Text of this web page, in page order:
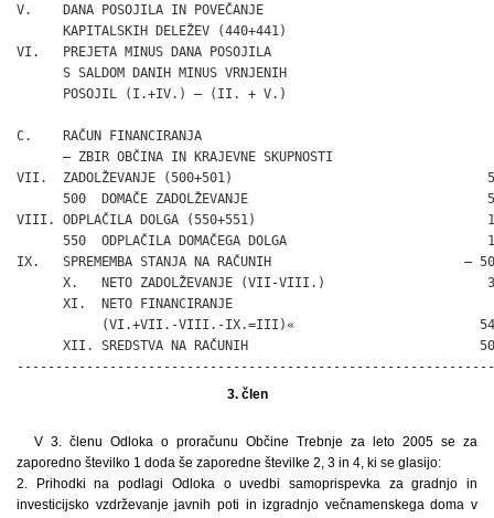
V.    DANA POSOJILA IN POVEČANJE
      KAPITALSKIH DELEŽEV (440+441)
VI.   PREJETA MINUS DANA POSOJILA
      S SALDOM DANIH MINUS VRNJENIH
      POSOJIL (I.+IV.) – (II. + V.)
C.    RAČUN FINANCIRANJA
      – ZBIR OBČINA IN KRAJEVNE SKUPNOSTI
VII.  ZADOLŽEVANJE (500+501)
500  DOMAČE ZADOLŽEVANJE
VIII. ODPLAČILA DOLGA (550+551)
550  ODPLAČILA DOMAČEGA DOLGA
IX.   SPREMEMBA STANJA NA RAČUNIH                         –
X.   NETO ZADOLŽEVANJE (VII-VIII.)
      XI.  NETO FINANCIRANJE
(VI.+VII.-VIII.-IX.=III)«
XII. SREDSTVA NA RAČUNIH
3. člen
V 3. členu Odloka o proračunu Občine Trebnje za leto 2005 se za
zaporedno številko 1 doda še zaporedne številke 2, 3 in 4, ki se glasijo:
2. Prihodki na podlagi Odloka o uvedbi samoprispevka za gradnjo in
investicijsko vzdrževanje javnih poti in izgradnjo večnamenskega doma v